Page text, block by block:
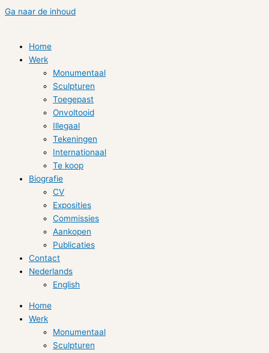
Ga naar de inhoud
Home
Werk
Monumentaal
Sculpturen
Toegepast
Onvoltooid
Illegaal
Tekeningen
Internationaal
Te koop
Biografie
CV
Exposities
Commissies
Aankopen
Publicaties
Contact
Nederlands
English
Home
Werk
Monumentaal
Sculpturen